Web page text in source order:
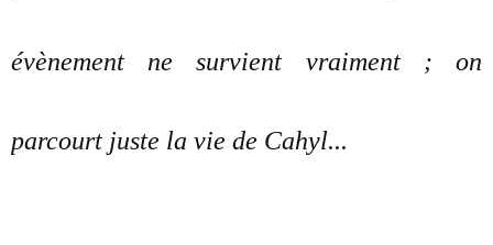
évènement ne survient vraiment ; on
parcourt juste la vie de Cahyl...